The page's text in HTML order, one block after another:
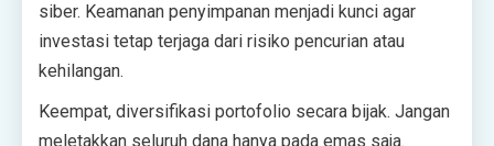
siber. Keamanan penyimpanan menjadi kunci agar
investasi tetap terjaga dari risiko pencurian atau
kehilangan.
Keempat, diversifikasi portofolio secara bijak. Jangan
meletakkan seluruh dana hanya pada emas saja.